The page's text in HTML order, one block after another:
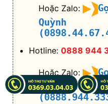
Hoặc Zalo:
Quỳnh
Hotline: 0888 944
Hoặc Zalo:
Hotline